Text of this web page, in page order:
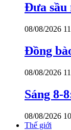
Đưa sầu
08/08/2026
Đồng
08/08/2026
Sáng 8-
08/08/2026
Thế giới